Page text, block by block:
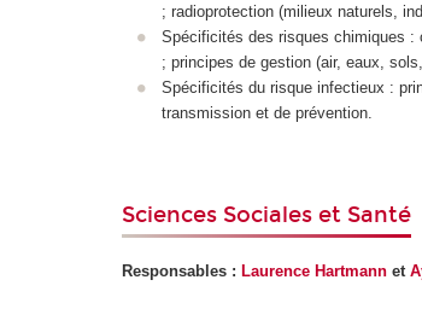
; radioprotection (milieux naturels,
Spécificités des risques chimiques :
; principes de gestion (air, eaux,
Spécificités du risque infectieux :
transmission et de prévention.
Sciences Sociales et Santé
Responsables : Laurence Hartmann et